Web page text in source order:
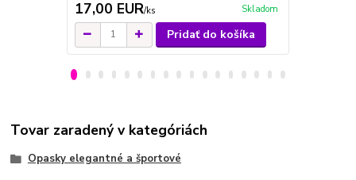
17,00 EUR/ks Skladom
Pridať do košíka
Tovar zaradený v kategóriách
Opasky elegantné a športové